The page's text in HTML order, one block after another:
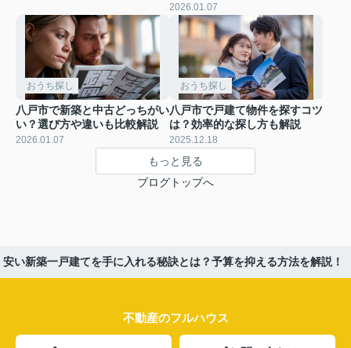
2026.01.07
おうち探し
八戸市で新築と中古どっちがい
い？選び方や違いも比較解説
2026.01.07
おうち探し
八戸市で戸建て物件を探すコツ
は？効率的な探し方も解説
2025.12.18
もっと見る
ブログトップへ
安い新築一戸建てを手に入れる秘訣とは？予算を抑える方法を解説！
不動産のフルハウス